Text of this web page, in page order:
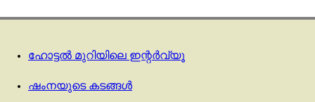
ഹോട്ടല്‍ മുറിയിലെ ഇന്റര്‍വ്യൂ
ഷംനയുടെ കടങ്ങൾ